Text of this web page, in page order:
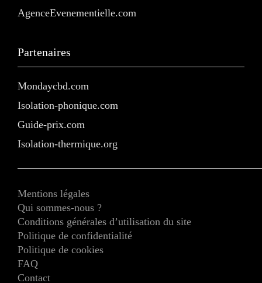
AgenceEvenementielle.com
Partenaires
Mondaycbd.com
Isolation-phonique.com
Guide-prix.com
Isolation-thermique.org
Mentions légales
Qui sommes-nous ?
Conditions générales d’utilisation du site
Politique de confidentialité
Politique de cookies
FAQ
Contact